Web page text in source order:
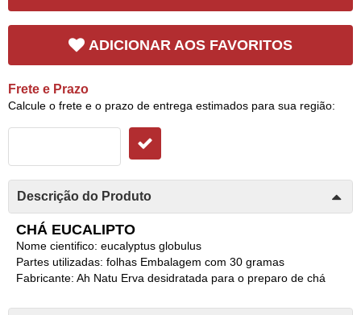
ADICIONAR AOS FAVORITOS
Frete e Prazo
Calcule o frete e o prazo de entrega estimados para sua região:
Descrição do Produto
CHÁ EUCALIPTO
Nome cientifico: eucalyptus globulus
Partes utilizadas: folhas Embalagem com 30 gramas
Fabricante: Ah Natu Erva desidratada para o preparo de chá